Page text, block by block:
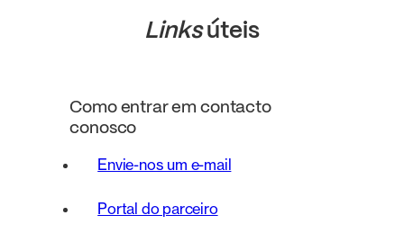
Linksúteis
Como entrar em contacto
conosco
Envie-nos um e-mail
Portal do parceiro